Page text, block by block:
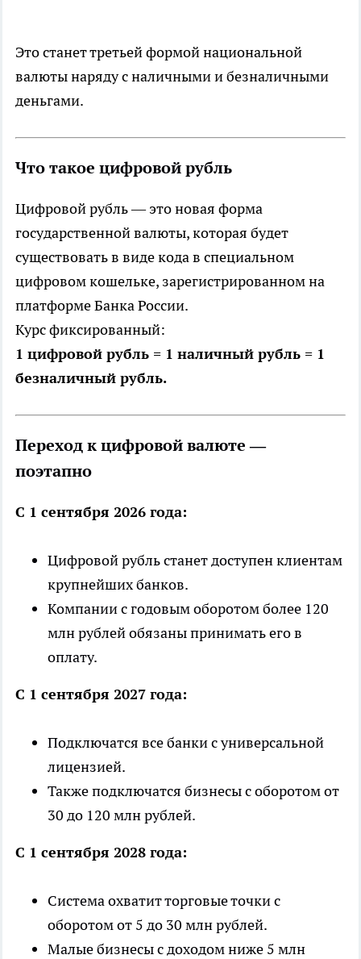
Это станет третьей формой национальной
валюты наряду с наличными и безналичными
деньгами.
Что такое цифровой рубль
Цифровой рубль — это новая форма
государственной валюты, которая будет
существовать в виде кода в специальном
цифровом кошельке, зарегистрированном на
платформе Банка России.
Курс фиксированный:
1 цифровой рубль = 1 наличный рубль = 1
безналичный рубль.
Переход к цифровой валюте —
поэтапно
С 1 сентября 2026 года:
Цифровой рубль станет доступен клиентам
крупнейших банков.
Компании с годовым оборотом более 120
млн рублей обязаны принимать его в
оплату.
С 1 сентября 2027 года:
Подключатся все банки с универсальной
лицензией.
Также подключатся бизнесы с оборотом от
30 до 120 млн рублей.
С 1 сентября 2028 года:
Система охватит торговые точки с
оборотом от 5 до 30 млн рублей.
Малые бизнесы с доходом ниже 5 млн